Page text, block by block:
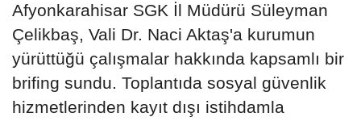
Afyonkarahisar SGK İl Müdürü Süleyman
Çelikbaş, Vali Dr. Naci Aktaş'a kurumun
yürüttüğü çalışmalar hakkında kapsamlı bir
brifing sundu. Toplantıda sosyal güvenlik
hizmetlerinden kayıt dışı istihdamla